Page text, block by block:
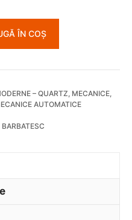
ÎN COȘ
– QUARTZ, MECANICE,
AUTOMATICE